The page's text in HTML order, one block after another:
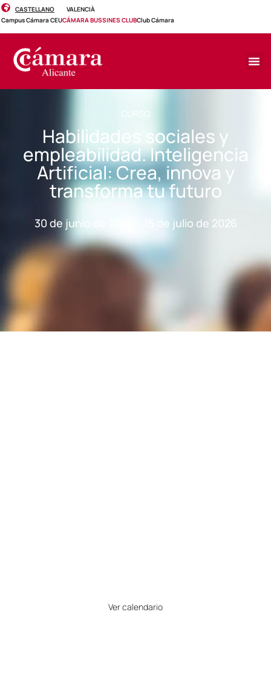
CASTELLANO
VALENCIÀ
Campus Cámara CEUCÁMARA BUSSINES CLUBClub Cámara
CURSO
Habilidades sociales y
empleabilidad. Inteligencia
Artificial: Crea, innova y
transforma tu futuro
30 de junio de 2026 - 15 de julio de 2026
Ver calendario